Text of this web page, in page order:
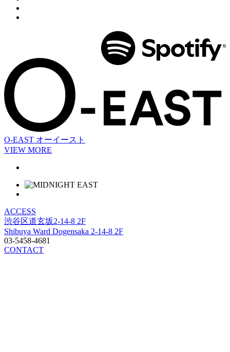
O-EAST オーイースト
VIEW MORE
ACCESS
渋谷区道玄坂2-14-8 2F
Shibuya Ward Dogensaka 2-14-8 2F
03-5458-4681
CONTACT